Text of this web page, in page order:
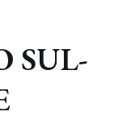
SUL-